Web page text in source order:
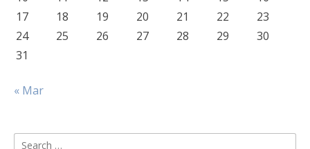
17
18 19 20 21 22
23
24
25 26 27 28 29
30
31
« Mar
Search